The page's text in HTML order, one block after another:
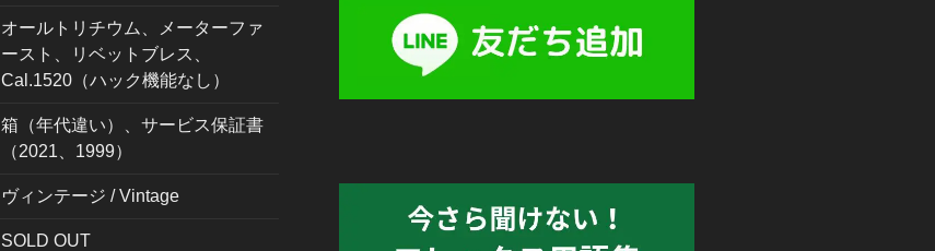
オールトリチウム、メーターファ
ースト、リベットブレス、
Cal.1520（ハック機能なし）
箱（年代違い）、サービス保証書
（2021、1999）
ヴィンテージ / Vintage
SOLD OUT